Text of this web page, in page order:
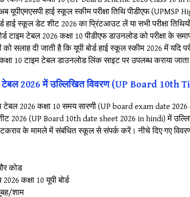
यूपीएमएसपी हाई स्कूल स्कीम परीक्षा तिथि पीडीएफ
हाई स्कूल डेट शीट 2026 का प्रिंटआउट लें या सभी परीक्षा
टाइम टेबल 2026 कक्षा 10 पीडीएफ डाउनलोड को परीक्षा के
सलाह दी जाती है कि यूपी बोर्ड हाई स्कूल स्कीम 2026 में यदि
कक्षा 10 टाइम टेबल डाउनलोड लिंक साइट पर उपलब्ध कराया
टेबल 2026 में उल्लिखित विवरण (UP Board
टेबल 2026 कक्षा 10 समय सारणी (UP board exam date
2026 (UP Board 10th date sheet 2026 in hindi) में
टकराव के मामले में संबंधित स्कूल से संपर्क करें। नीचे दिए गए
कोड
2026 कक्षा 10 यूपी बोर्ड
शाम